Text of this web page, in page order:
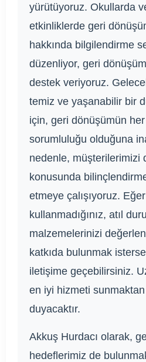
yürütüyoruz. Okullarda
etkinliklerde geri
hakkında bilgilendirme
düzenliyor, geri
destek veriyoruz.
temiz ve yaşanabilir bir
için, geri dönüşümün
sorumluluğu olduğuna
nedenle, müşterilerimizi
konusunda
etmeye çalışıyoruz.
kullanmadığınız, atıl
malzemelerinizi
katkıda bulunmak
iletişime geçebilirsiniz.
en iyi hizmeti
duyacaktır.
Akkuş Hurdacı olarak,
hedeflerimiz de